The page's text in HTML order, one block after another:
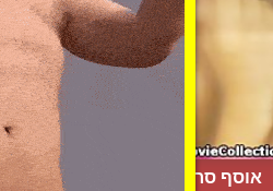
אוסף סרטי פורנו מעולים